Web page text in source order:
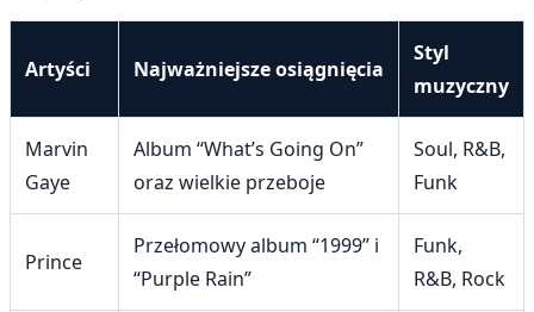
Artyści Najważniejsze osiągnięcia
Styl
muzyczny
Marvin
Gaye
Album “What’s Going On”
oraz wielkie przeboje
Soul, R&B,
Funk
Prince
Przełomowy album “1999” i
“Purple Rain”
Funk,
R&B, Rock